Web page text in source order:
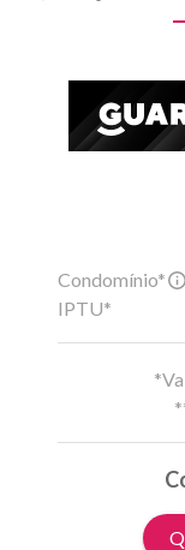
Condomínio*
IPTU*